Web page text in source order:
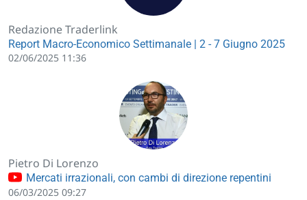
Redazione Traderlink
Report Macro-Economico Settimanale | 2 - 7 Giugno 2025
02/06/2025 11:36
Pietro Di Lorenzo
Mercati irrazionali, con cambi di direzione repentini
06/03/2025 09:27